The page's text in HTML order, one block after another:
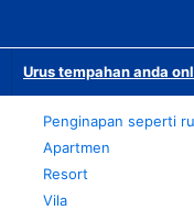
Urus tempahan anda
Penginapan seperti
Apartmen
Resort
Vila